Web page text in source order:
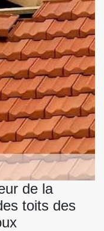
de la
toits des